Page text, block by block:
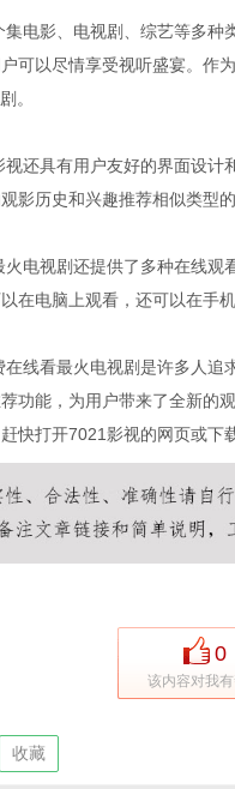
电影、电视剧、综艺等多
可以尽情享受视听盛宴。作
。
还具有用户友好的界面设
影历史和兴趣推荐相似类型
电视剧还提供了多种在线
在电脑上观看，还可以在手
线看最火电视剧是许多人
功能，为用户带来了全新的
快打开7021影视的网页或下
0
该内容对我
收藏